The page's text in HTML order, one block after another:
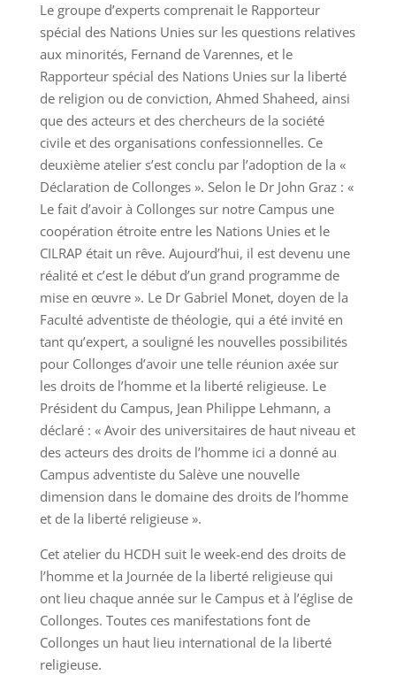
Le groupe d’experts comprenait le Rapporteur
spécial des Nations Unies sur les questions relatives
aux minorités, Fernand de Varennes, et le
Rapporteur spécial des Nations Unies sur la liberté
de religion ou de conviction, Ahmed Shaheed, ainsi
que des acteurs et des chercheurs de la société
civile et des organisations confessionnelles. Ce
deuxième atelier s’est conclu par l’adoption de la «
Déclaration de Collonges ». Selon le Dr John Graz : «
Le fait d’avoir à Collonges sur notre Campus une
coopération étroite entre les Nations Unies et le
CILRAP était un rêve. Aujourd’hui, il est devenu une
réalité et c’est le début d’un grand programme de
mise en œuvre ». Le Dr Gabriel Monet, doyen de la
Faculté adventiste de théologie, qui a été invité en
tant qu’expert, a souligné les nouvelles possibilités
pour Collonges d’avoir une telle réunion axée sur
les droits de l’homme et la liberté religieuse. Le
Président du Campus, Jean Philippe Lehmann, a
déclaré : « Avoir des universitaires de haut niveau et
des acteurs des droits de l’homme ici a donné au
Campus adventiste du Salève une nouvelle
dimension dans le domaine des droits de l’homme
et de la liberté religieuse ».
Cet atelier du HCDH suit le week-end des droits de
l’homme et la Journée de la liberté religieuse qui
ont lieu chaque année sur le Campus et à l’église de
Collonges. Toutes ces manifestations font de
Collonges un haut lieu international de la liberté
religieuse.